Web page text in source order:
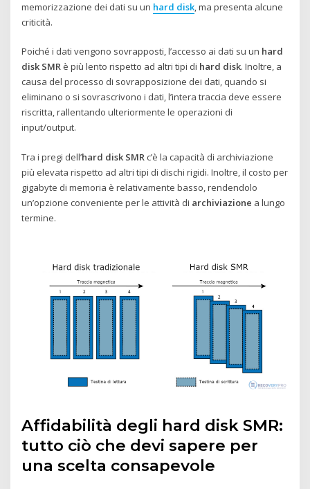
memorizzazione dei dati su un hard disk, ma presenta alcune
criticità.
Poiché i dati vengono sovrapposti, l’accesso ai dati su un hard
disk SMR è più lento rispetto ad altri tipi di hard disk. Inoltre, a
causa del processo di sovrapposizione dei dati, quando si
eliminano o si sovrascrivono i dati, l’intera traccia deve essere
riscritta, rallentando ulteriormente le operazioni di
input/output.
Tra i pregi dell’hard disk SMR c’è la capacità di archiviazione
più elevata rispetto ad altri tipi di dischi rigidi. Inoltre, il costo per
gigabyte di memoria è relativamente basso, rendendolo
un’opzione conveniente per le attività di archiviazione a lungo
termine.
Affidabilità degli hard disk SMR:
tutto ciò che devi sapere per
una scelta consapevole